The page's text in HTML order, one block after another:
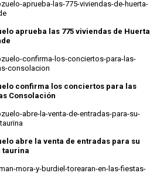
aprueba las 775 viviendas de Huerta
confirma los conciertos para las
Consolación
abre la venta de entradas para su
taurina